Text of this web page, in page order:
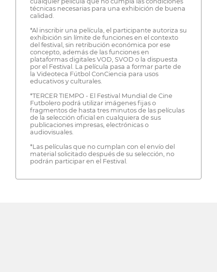
técnicas necesarias para una exhibición de buena
calidad.
*Al inscribir una película, el participante autoriza su
exhibición sin límite de funciones en el contexto
del festival, sin retribución económica por ese
concepto, además de las funciones en
plataformas digitales VOD, SVOD o la dispuesta
por el Festival. La película pasa a formar parte de
la Videoteca Fútbol ConCiencia para usos
educativos y culturales.
*TERCER TIEMPO - El Festival Mundial de Cine
Futbolero podrá utilizar imágenes fijas o
fragmentos de hasta tres minutos de las películas
de la selección oficial en cualquiera de sus
publicaciones impresas, electrónicas o
audiovisuales.
*Las películas que no cumplan con el envío del
material solicitado después de su selección, no
podrán participar en el Festival.